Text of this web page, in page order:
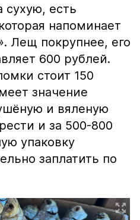
сухую, есть
напоминает
Лещ покрупнее, его
600 рублей.
стоит 150
значение
и вяленую
и за 500-800
упаковку
заплатить по